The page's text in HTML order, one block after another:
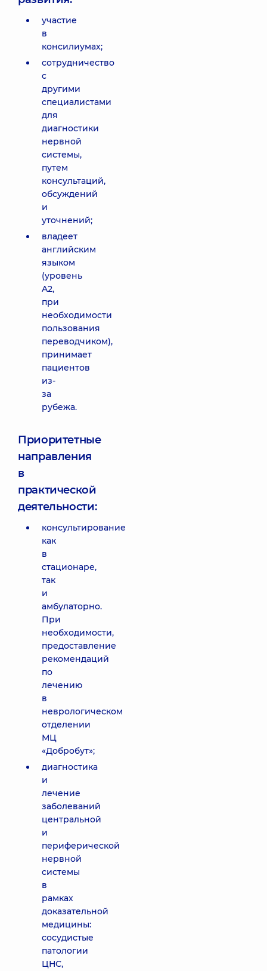
участие
в
консилиумах;
сотрудничество
с
другими
специалистами
для
диагностики
нервной
системы,
путем
консультаций,
обсуждений
и
уточнений;
владеет
английским
языком
(уровень
A2,
при
необходимости
пользования
переводчиком),
принимает
пациентов
из-
за
рубежа.
Приоритетные
направления
в
практической
деятельности:
консультирование
как
в
стационаре,
так
и
амбулаторно.
При
необходимости,
предоставление
рекомендаций
по
лечению
в
неврологическом
отделении
МЦ
«Добробут»;
диагностика
и
лечение
заболеваний
центральной
и
периферической
нервной
системы
в
рамках
доказательной
медицины:
сосудистые
патологии
ЦНС,